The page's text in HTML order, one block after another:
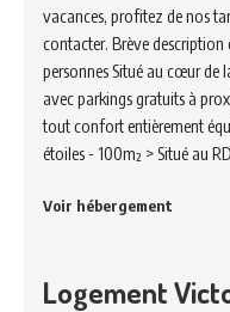
vacances, profitez de nos
contacter. Brève
personnes Situé au cœur de
avec parkings gratuits à
tout confort entièrement
étoiles - 100m² > Situé au
Voir hébergement
Logement